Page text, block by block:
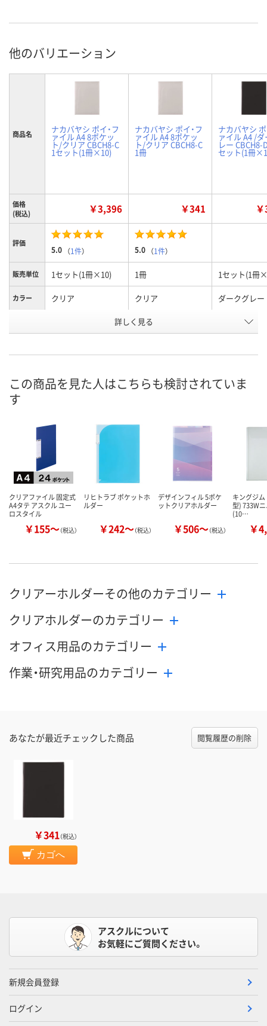
他のバリエーション
商品名 ナカバヤシ ポイ・フ
ァイル A4 8ポケッ
ト/クリア CBCH8-C
1セット(1冊×10)
ナカバヤシ ポイ・フ
ァイル A4 8ポケッ
ト/クリア CBCH8-C
1冊
ナカバヤシ ポ
ァイル A4 /
レー CBCH8-
セット(1冊
価格
(税込)
￥3,396 ￥341
評価
5.0 （1件） 5.0 （1件）
販売単位 1セット(1冊×10) 1冊 1セット(1冊
カラー クリア クリア ダークグレー
UA23683 XN47052
8月8日（土）
カゴへ カゴへ
詳しく見る
この商品を見た人はこちらも検討されていま
す
クリアファイル 固定式
A4タテ アスクル ユー
ロスタイル
￥155～（税込）
リヒトラブ ポケットホ
ルダー
￥242～（税込）
デザインフィル 5ポケ
ットクリアホルダー
￥506～（税込）
キングジ
型) 733W
(10…
￥
クリアーホルダーその他のカテゴリー
クリアホルダーのカテゴリー
オフィス用品のカテゴリー
作業・研究用品のカテゴリー
あなたが最近チェックした商品 閲覧履歴の削除
￥341（税込）
カゴへ
アスクルについて
お気軽にご質問ください。
新規会員登録
ログイン